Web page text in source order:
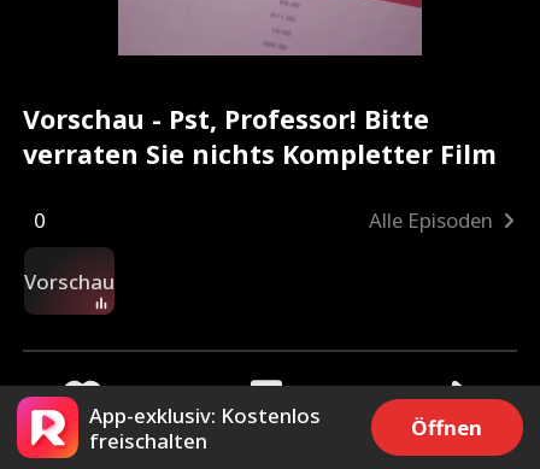
Vorschau - Pst, Professor! Bitte
verraten Sie nichts Kompletter Film
0 Alle Episoden
Vorschau
54.6k Teilen
App-exklusiv: Kostenlos
freischalten
Öffnen